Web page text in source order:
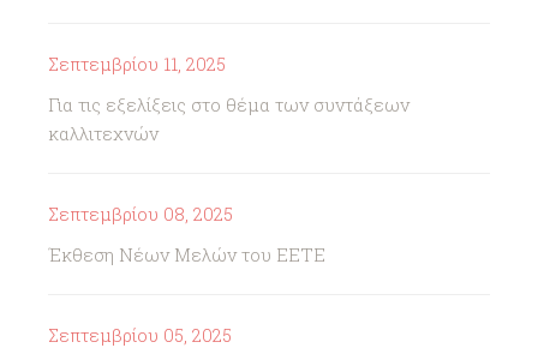
Σεπτεμβρίου 11, 2025
Για τις εξελίξεις στο θέμα των συντάξεων
καλλιτεχνών
Σεπτεμβρίου 08, 2025
Έκθεση Νέων Μελών του ΕΕΤΕ
Σεπτεμβρίου 05, 2025